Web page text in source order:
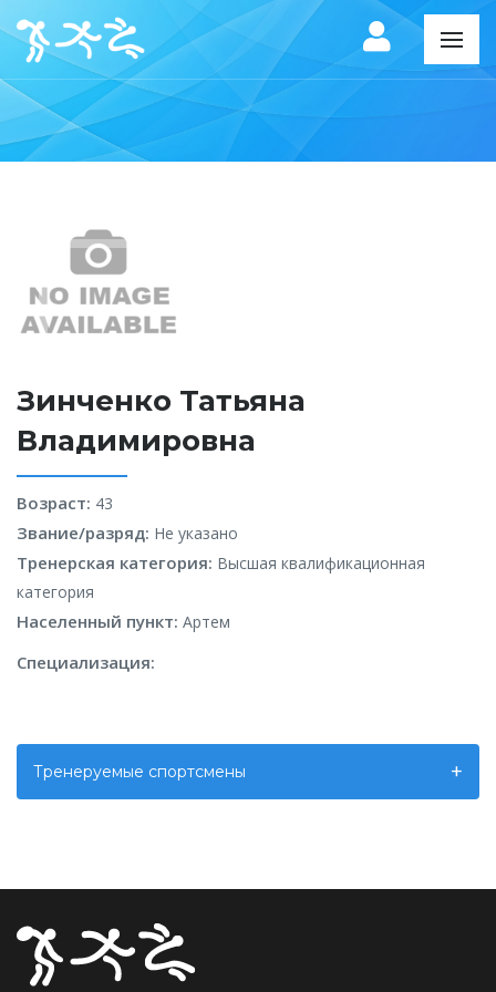
Зинченко Татьяна
Владимировна
Возраст: 43
Звание/разряд: Не указано
Тренерская категория: Высшая квалификационная
категория
Населенный пункт: Артем
Специализация:
Тренеруемые спортсмены